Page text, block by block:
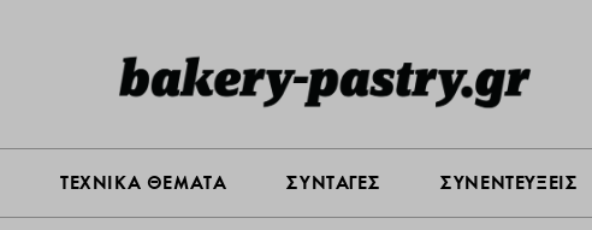
ΤΕΧΝΙΚΑ ΘΕΜΑΤΑ ΣΥΝΤΑΓΕΣ ΣΥΝΕΝΤΕΥΞΕΙΣ